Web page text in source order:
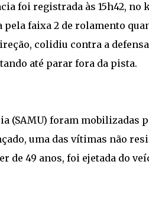
foi registrada às 15h42, no
faixa 2 de rolamento
colidiu contra a defensa
até parar fora da pista.
(SAMU) foram mobilizadas
uma das vítimas não
de 49 anos, foi ejetada do